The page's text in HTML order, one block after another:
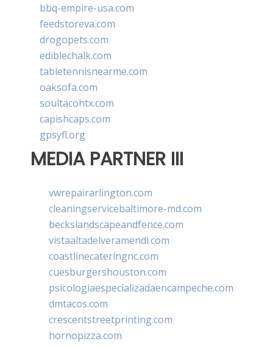
bbq-empire-usa.com
feedstoreva.com
drogopets.com
ediblechalk.com
tabletennisnearme.com
oaksofa.com
soultacohtx.com
capishcaps.com
gpsyfl.org
MEDIA PARTNER III
vwrepairarlington.com
cleaningservicebaltimore-md.com
beckslandscapeandfence.com
vistaaltadelveramendi.com
coastlinecateringnc.com
cuesburgershouston.com
psicologiaespecializadaencampeche.com
dmtacos.com
crescentstreetprinting.com
hornopizza.com